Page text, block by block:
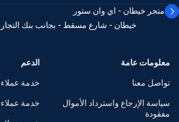
متجر خيطان - اي وان ستور
خيطان - شارع مسقط - بجانب بنك
معلومات عامة
تواصل معنا
سياسة الإرجاع واسترداد الأموال
مفقودة
الدعم
خدمة
خدمة عملاء